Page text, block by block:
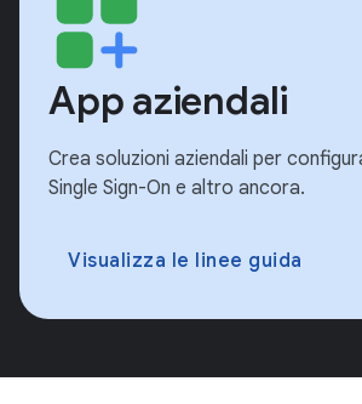
App aziendali
Crea soluzioni aziendali per
Single Sign-On e altro ancora.
Visualizza le linee guida